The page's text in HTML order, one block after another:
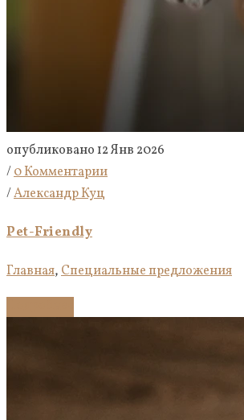
опубликовано 12 Янв 2026
/0 Комментарии
/Александр Куц
Pet-Friendly
Главная,Специальные предложения